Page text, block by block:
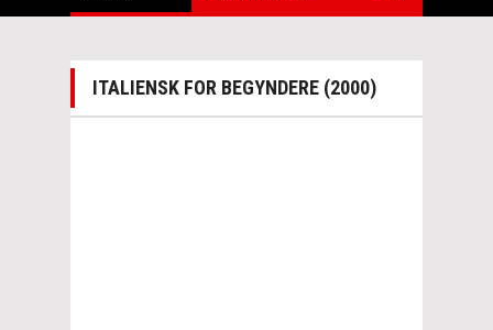
ITALIENSK FOR BEGYNDERE (2000)